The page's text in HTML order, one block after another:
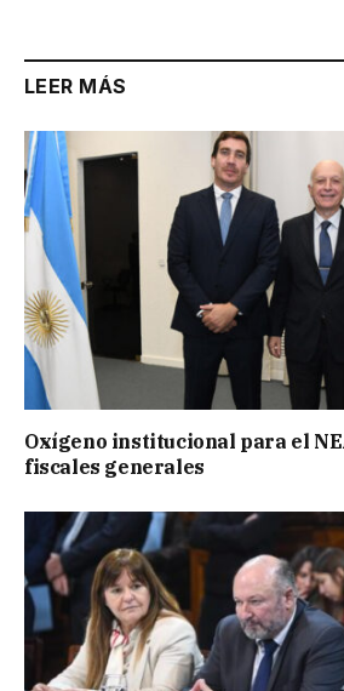
LEER MÁS
Oxígeno institucional para el
fiscales generales